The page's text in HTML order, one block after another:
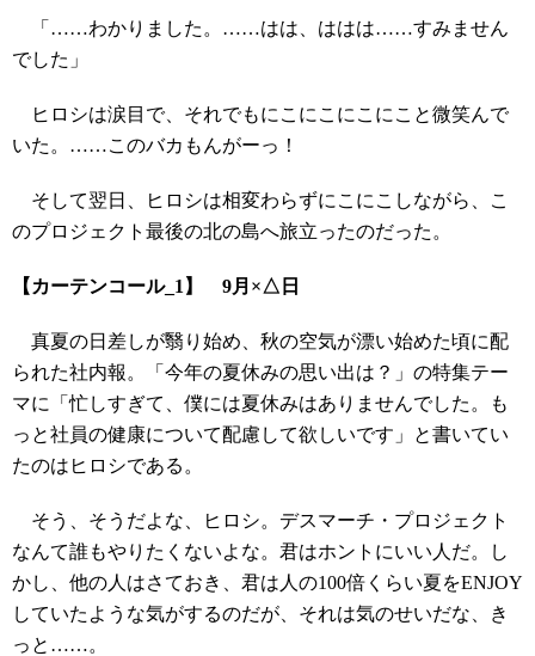
「……わかりました。……はは、ははは……すみません
でした」
ヒロシは涙目で、それでもにこにこにこにこと微笑んで
いた。……このバカもんがーっ！
そして翌日、ヒロシは相変わらずにこにこしながら、こ
のプロジェクト最後の北の島へ旅立ったのだった。
【カーテンコール_1】 9月×△日
真夏の日差しが翳り始め、秋の空気が漂い始めた頃に配
られた社内報。「今年の夏休みの思い出は？」の特集テー
マに「忙しすぎて、僕には夏休みはありませんでした。も
っと社員の健康について配慮して欲しいです」と書いてい
たのはヒロシである。
そう、そうだよな、ヒロシ。デスマーチ・プロジェクト
なんて誰もやりたくないよな。君はホントにいい人だ。し
かし、他の人はさておき、君は人の100倍くらい夏をENJOY
していたような気がするのだが、それは気のせいだな、き
っと……。